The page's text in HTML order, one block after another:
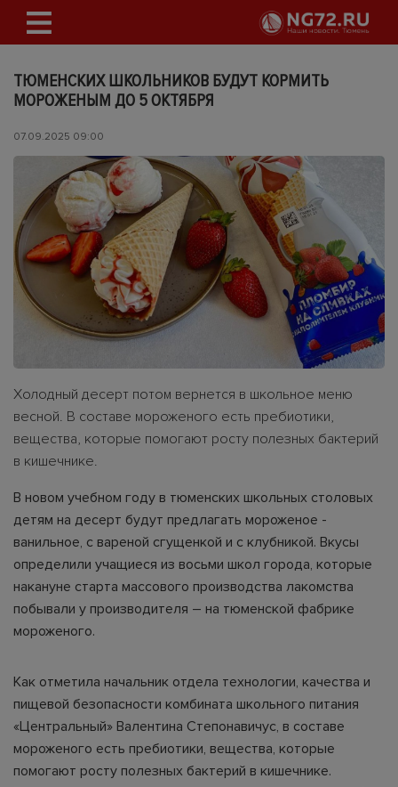
ТЮМЕНСКИХ ШКОЛЬНИКОВ БУДУТ КОРМИТЬ
МОРОЖЕНЫМ ДО 5 ОКТЯБРЯ
07.09.2025 09:00
Холодный десерт потом вернется в школьное меню
весной. В составе мороженого есть пребиотики,
вещества, которые помогают росту полезных бактерий
в кишечнике.
В новом учебном году в тюменских школьных столовых
детям на десерт будут предлагать мороженое -
ванильное, с вареной сгущенкой и с клубникой. Вкусы
определили учащиеся из восьми школ города, которые
накануне старта массового производства лакомства
побывали у производителя – на тюменской фабрике
мороженого.
Как отметила начальник отдела технологии, качества и
пищевой безопасности комбината школьного питания
«Центральный» Валентина Степонавичус, в составе
мороженого есть пребиотики, вещества, которые
помогают росту полезных бактерий в кишечнике.